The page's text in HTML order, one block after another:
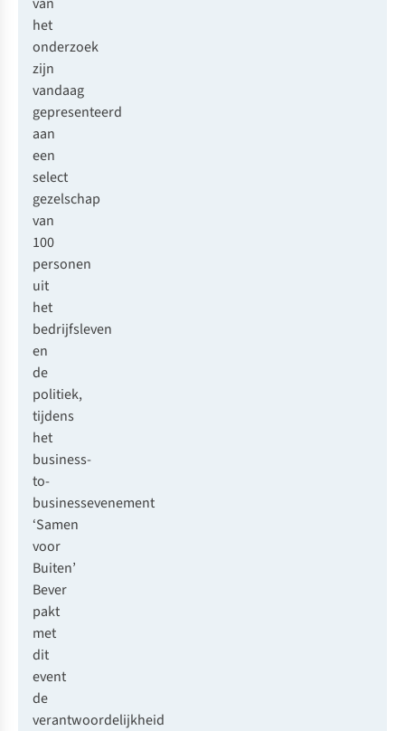
het
onderzoek
zijn
vandaag
gepresenteerd
aan
een
select
gezelschap
van
100
personen
uit
het
bedrijfsleven
en
de
politiek,
tijdens
het
business-
to-
businessevenement
‘Samen
voor
Buiten’
Bever
pakt
met
dit
event
de
verantwoordelijkheid